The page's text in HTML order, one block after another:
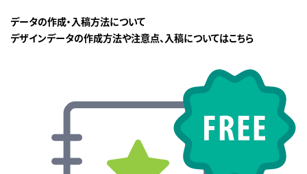
データの作成・入稿方法について
デザインデータの作成方法や注意点、入稿についてはこちら